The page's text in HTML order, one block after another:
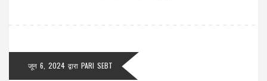
जून 6, 2024 द्वारा PARI SEBT